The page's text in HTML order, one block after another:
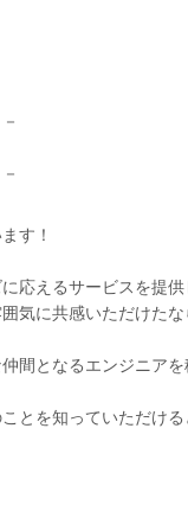
す！
応えるサービスを提供
気に共感いただけたな
間となるエンジニアを
とを知っていただける